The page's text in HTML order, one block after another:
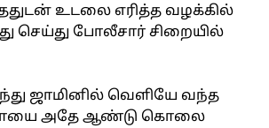
உடலை எரித்த வழக்கில்
செய்து போலீசார் சிறையில்
ஜாமினில் வெளியே வந்த
அதே ஆண்டு கொலை